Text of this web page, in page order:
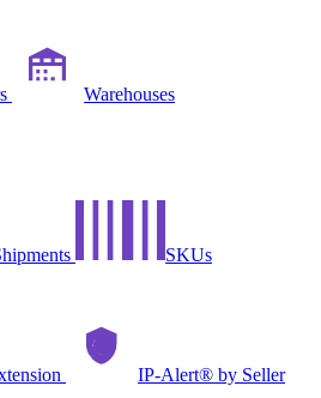
Warehouses
SKUs
IP-Alert® by Seller